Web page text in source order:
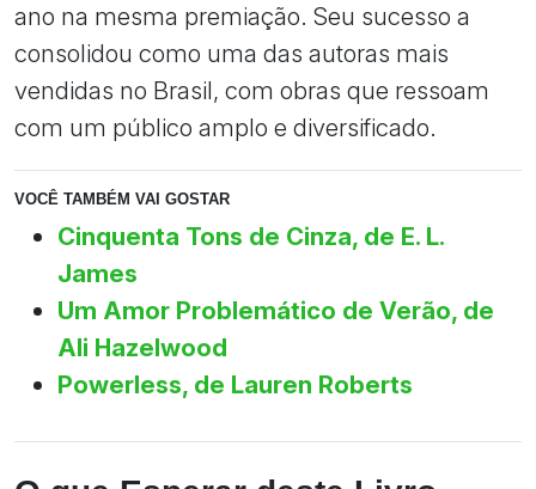
ano na mesma premiação. Seu sucesso a
consolidou como uma das autoras mais
vendidas no Brasil, com obras que ressoam
com um público amplo e diversificado.
VOCÊ TAMBÉM VAI GOSTAR
Cinquenta Tons de Cinza, de E. L.
James
Um Amor Problemático de Verão, de
Ali Hazelwood
Powerless, de Lauren Roberts